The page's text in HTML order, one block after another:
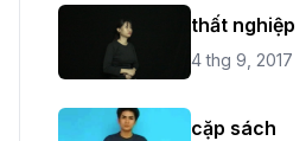
thất nghiệp
4 thg 9, 2017
cặp sách